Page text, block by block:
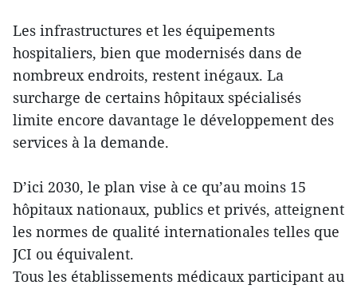
Les infrastructures et les équipements
hospitaliers, bien que modernisés dans de
nombreux endroits, restent inégaux. La
surcharge de certains hôpitaux spécialisés
limite encore davantage le développement des
services à la demande.
D’ici 2030, le plan vise à ce qu’au moins 15
hôpitaux nationaux, publics et privés, atteignent
les normes de qualité internationales telles que
JCI ou équivalent.
Tous les établissements médicaux participant au